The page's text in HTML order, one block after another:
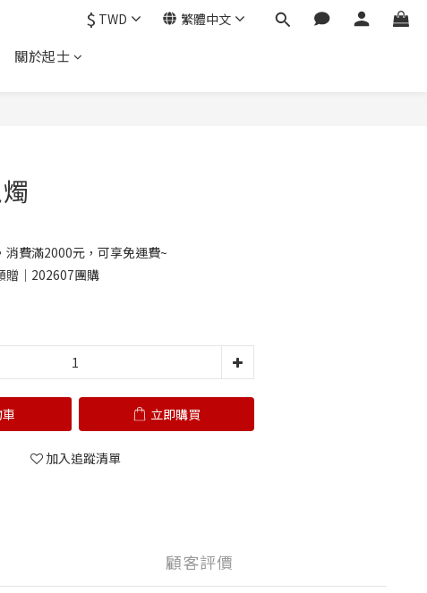
$ TWD 繁體中文
關於起士
消費滿2000元，可享免運費~
贈｜202607團購
立即購買
加入追蹤清單
顧客評價